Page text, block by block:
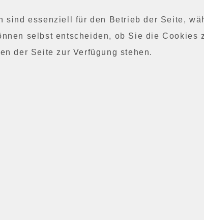
essenziell für den Betrieb der Seite,
selbst entscheiden, ob Sie die
der Seite zur Verfügung stehen.